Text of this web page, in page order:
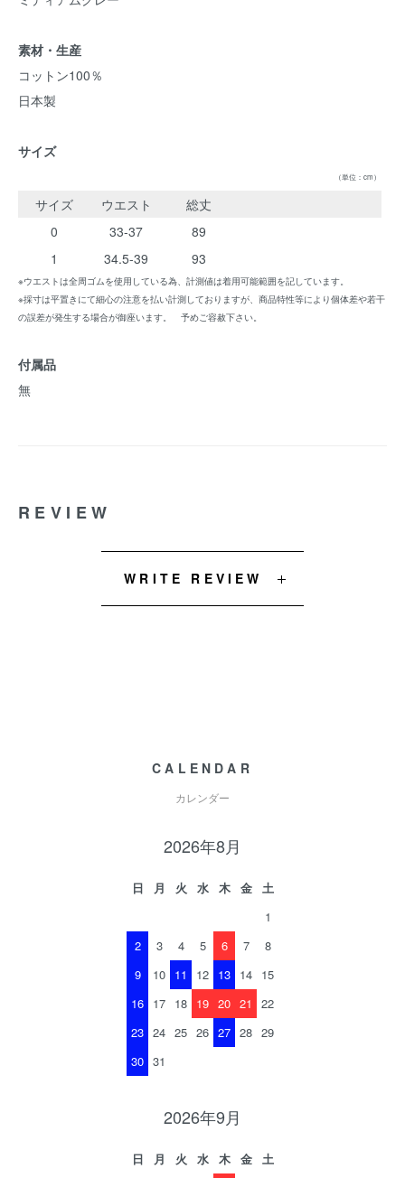
素材・生産
コットン100％
日本製
サイズ
（単位：cm）
サイズ ウエスト
総丈
0
33-37
89
1
34.5-39 93
※ウエストは全周ゴムを使用している為、計測値は着用可能範囲を記しています。
※採寸は平置きにて細心の注意を払い計測しておりますが、商品特性等により個体差や若干
の誤差が発生する場合が御座います。 予めご容赦下さい。
付属品
無
REVIEW
WRITE REVIEW
CALENDAR
カレンダー
2026年8月
日 月 火 水 木 金
土
1
2
3 4 5 6 7
8
9
10 11 12 13 14 15
16 17 18 19 20 21
22
23 24 25 26 27 28 29
30 31
2026年9月
日 月 火 水 木 金
土